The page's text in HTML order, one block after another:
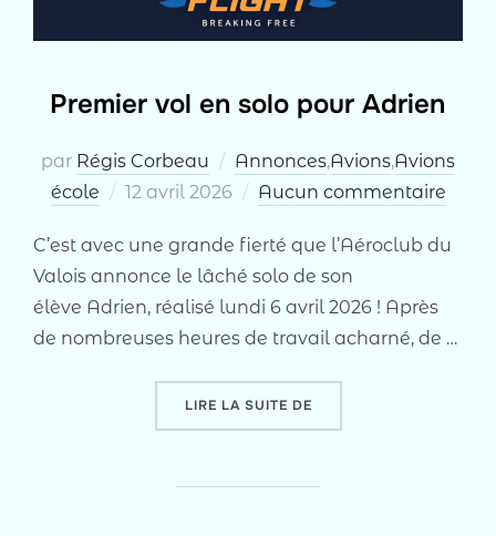
Premier vol en solo pour Adrien
par Régis Corbeau Annonces,Avions,Avions
école
Publié
12 avril 2026 Aucun commentaire
C’est avec une grande fierté que l’Aéroclub du
Valois annonce le lâché solo de son
élève Adrien, réalisé lundi 6 avril 2026 ! Après
de nombreuses heures de travail acharné, de …
LIRE LA SUITE DE« PREMIER VOL EN